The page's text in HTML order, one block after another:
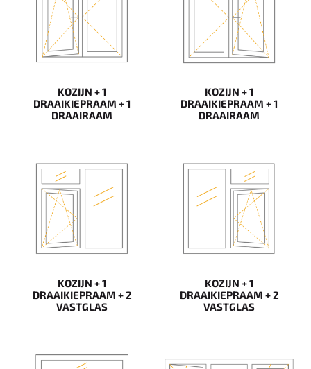
KOZIJN + 1
DRAAIKIEPRAAM + 1
DRAAIRAAM
KOZIJN + 1
DRAAIKIEPRAAM + 1
DRAAIRAAM
KOZIJN + 1
DRAAIKIEPRAAM + 2
VASTGLAS
KOZIJN + 1
DRAAIKIEPRAAM + 2
VASTGLAS